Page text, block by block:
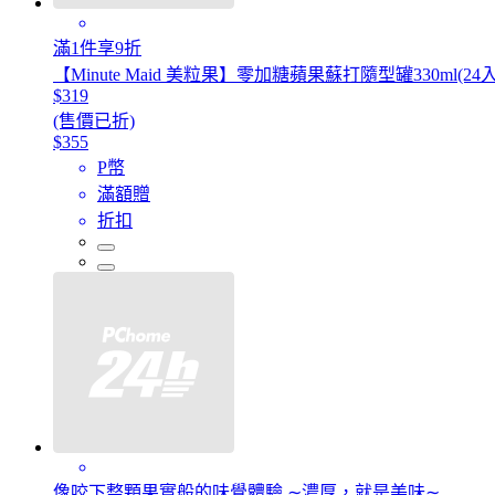
滿1件享9折
【Minute Maid 美粒果】零加糖蘋果蘇打隨型罐330ml(24
$319
(售價已折)
$355
P幣
滿額贈
折扣